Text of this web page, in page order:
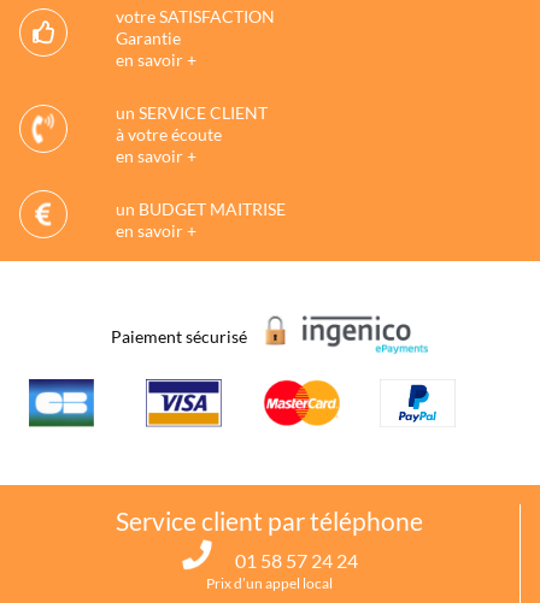
votre SATISFACTION
Garantie
en savoir +
un SERVICE CLIENT
à votre écoute
en savoir +
un BUDGET MAITRISE
en savoir +
Paiement sécurisé
Service client par téléphone
01 58 57 24 24
Prix d’un appel local